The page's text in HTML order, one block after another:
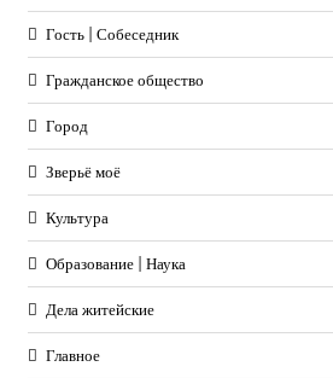
Гость | Собеседник
Гражданское общество
Город
Зверьё моё
Культура
Образование | Наука
Дела житейские
Главное